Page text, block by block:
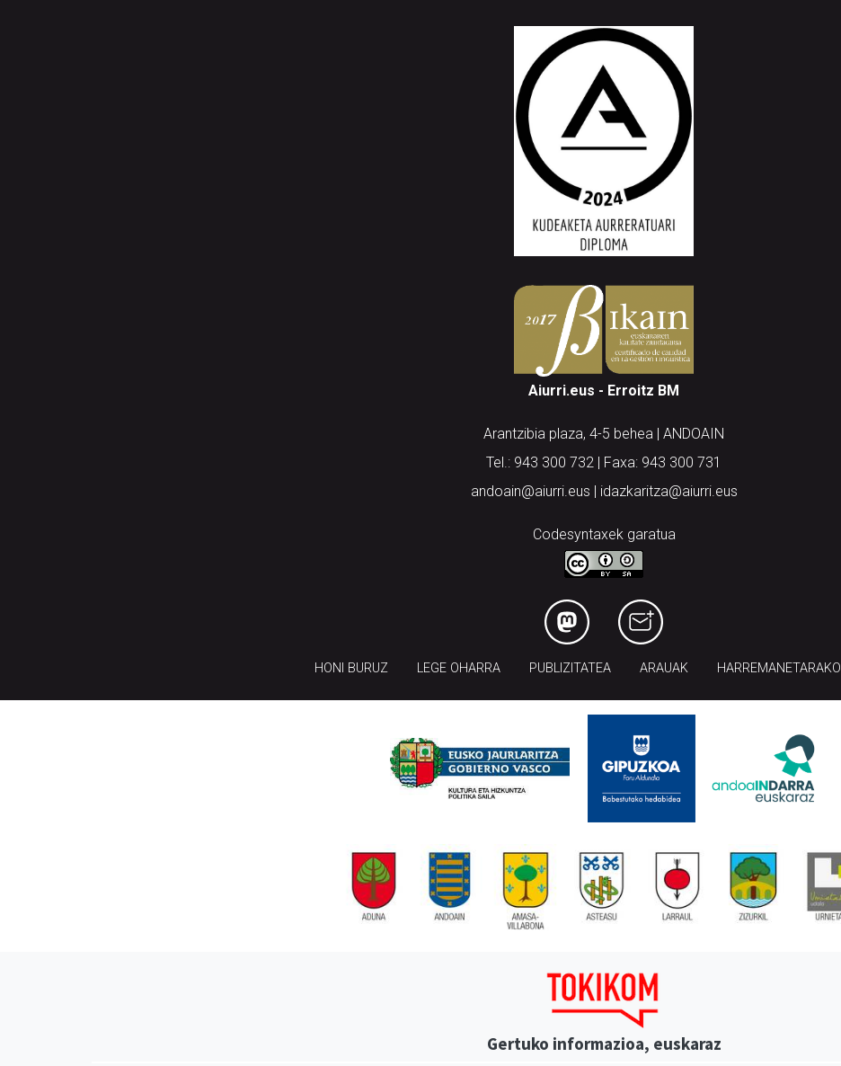
Aiurri.eus - Erroitz BM
Arantzibia plaza, 4-5 behea | ANDOAIN
Tel.: 943 300 732 | Faxa: 943 300 731
andoain@aiurri.eus | idazkaritza@aiurri.eus
Codesyntaxek garatua
HONI BURUZ LEGE OHARRA PUBLIZITATEA ARAUAK HARREMANETARAKO
Gertuko informazioa, euskaraz